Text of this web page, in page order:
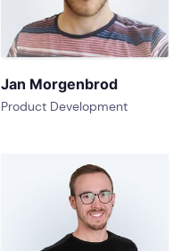
Jan Morgenbrod
Product Development